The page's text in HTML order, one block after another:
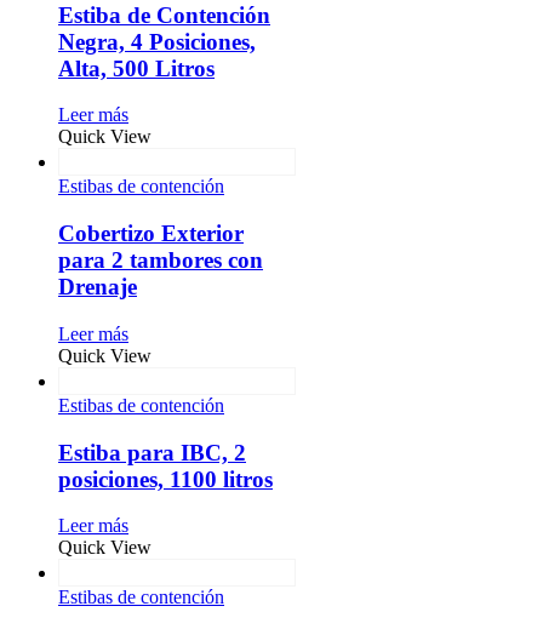
Estiba de Contención
Negra, 4 Posiciones,
Alta, 500 Litros
Leer más
Quick View
Estibas de contención
Cobertizo Exterior
para 2 tambores con
Drenaje
Leer más
Quick View
Estibas de contención
Estiba para IBC, 2
posiciones, 1100 litros
Leer más
Quick View
Estibas de contención